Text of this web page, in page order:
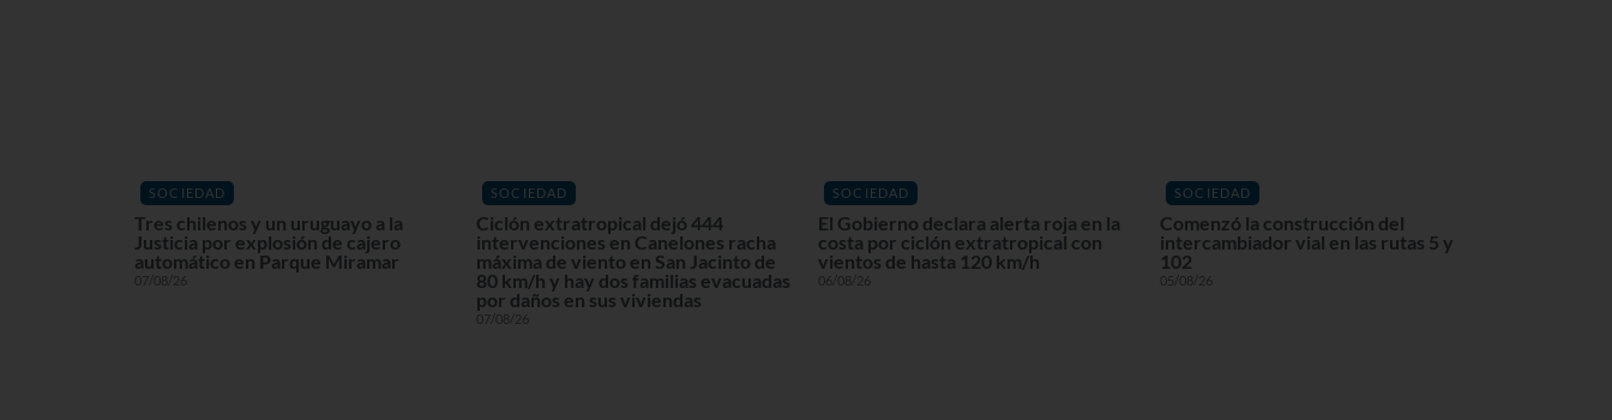
SOCIEDAD
Tres chilenos y un uruguayo a la
Justicia por explosión de cajero
automático en Parque Miramar
07/08/26
SOCIEDAD
Ciclón extratropical dejó 444
intervenciones en Canelones racha
máxima de viento en San Jacinto de
80 km/h y hay dos familias evacuadas
por daños en sus viviendas
07/08/26
SOCIEDAD
El Gobierno declara alerta roja en la
costa por ciclón extratropical con
vientos de hasta 120 km/h
06/08/26
SOCIEDAD
Comenzó la construcción del
intercambiador vial en las rutas 5 y
102
05/08/26